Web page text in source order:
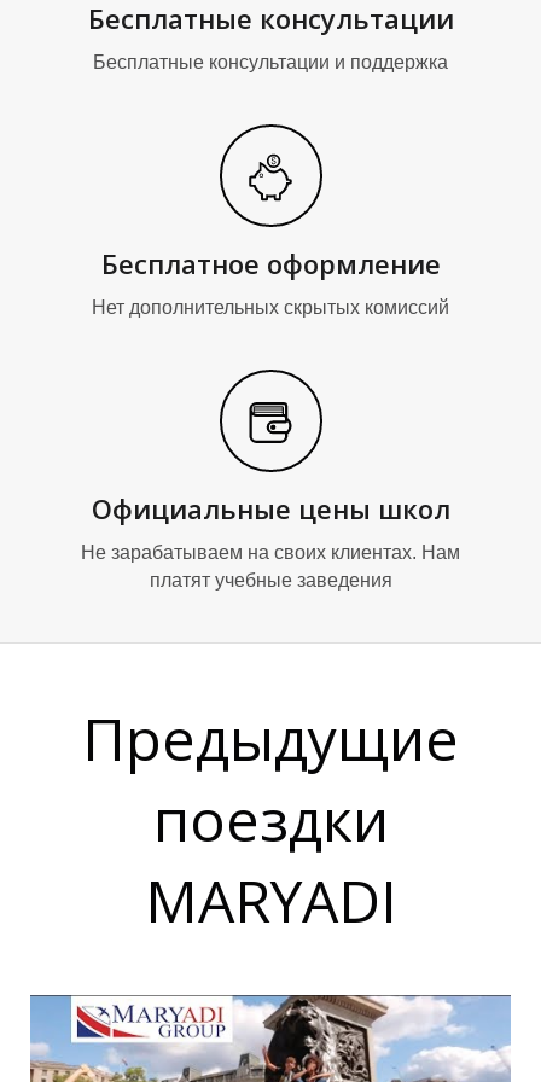
О
Т
О
Т
Бесплатные консультации
Бесплатные консультации и поддержка
Бесплатное оформление
Нет дополнительных скрытых комиссий
Официальные цены школ
Не зарабатываем на своих клиентах. Нам
платят учебные заведения
Предыдущие
поездки
MARYADI